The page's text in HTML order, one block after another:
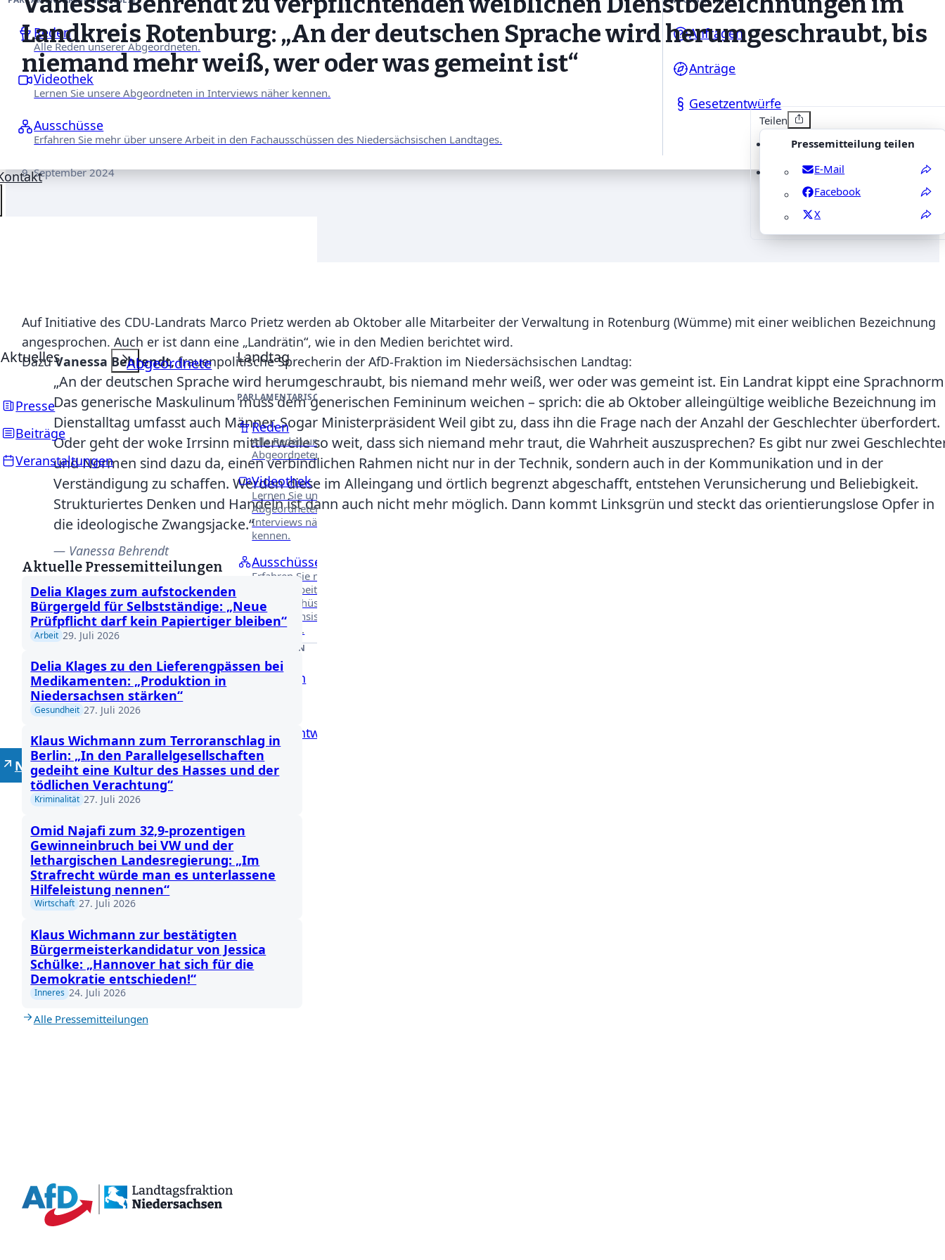
Reden
Alle Reden unserer Abgeordneten.
Videothek
Lernen Sie unsere Abgeordneten in Interviews näher kennen.
Ausschüsse
Erfahren Sie mehr über unsere Arbeit in den Fachausschüssen des Niedersächsischen Landtages.
Anfragen
Anträge
Gesetzentwürfe
Aktuelles
Presse
Beiträge
Veranstaltungen
Abgeordnete Landtag
PARLAMENTARISCHE ARBEIT
Reden
Alle Reden unserer
Abgeordneten.
Videothek
Lernen Sie unsere
Abgeordneten in
Interviews näher
kennen.
Ausschüsse
Erfahren Sie mehr über
unsere Arbeit in den
Fachausschüssen des
Niedersächsischen
Landtages.
DRUCKSACHEN
Anfragen
Gesetzentwürfe
Kontakt
Neutrale Lehrer
Landkreis Rotenburg: „An der deutschen Sprache wird herumgeschraubt, bis
niemand mehr weiß, wer oder was gemeint ist“
9. September 2024
Teilen
Pressemitteilung teilen
E-Mail
Facebook
X
Auf Initiative des CDU-Landrats Marco Prietz werden ab Oktober alle Mitarbeiter der Verwaltung in Rotenburg (Wümme) mit einer weiblichen Bezeichnung
angesprochen. Auch er ist dann eine „Landrätin“, wie in den Medien berichtet wird.
DazuVanessa Behrendt,frauenpolitische Sprecherin der AfD-Fraktion im Niedersächsischen Landtag:
„An der deutschen Sprache wird herumgeschraubt, bis niemand mehr weiß, wer oder was gemeint ist. Ein Landrat kippt eine
Das generische Maskulinum muss dem generischen Femininum weichen – sprich: die ab Oktober alleingültige weibliche Bezeichnung im
Dienstalltag umfasst auch Männer. Sogar Ministerpräsident Weil gibt zu, dass ihn die Frage nach der Anzahl der Geschlechter überfordert.
Oder geht der woke Irrsinn mittlerweile so weit, dass sich niemand mehr traut, die Wahrheit auszusprechen? Es gibt nur zwei
und Normen sind dazu da, einen verbindlichen Rahmen nicht nur in der Technik, sondern auch in der Kommunikation und in der
Verständigung zu schaffen. Werden diese im Alleingang und örtlich begrenzt abgeschafft, entstehen Verunsicherung und Beliebigkeit.
Strukturiertes Denken und Handeln ist dann auch nicht mehr möglich. Dann kommt Linksgrün und steckt das orientierungslose Opfer in
die ideologische Zwangsjacke.“
Vanessa Behrendt
Aktuelle Pressemitteilungen
Delia Klages zum aufstockenden
Bürgergeld für Selbstständige: „Neue
Prüfpflicht darf kein Papiertiger bleiben“
Arbeit 29. Juli 2026
Delia Klages zu den Lieferengpässen bei
Medikamenten: „Produktion in
Niedersachsen stärken“
Gesundheit 27. Juli 2026
Klaus Wichmann zum Terroranschlag in
Berlin: „In den Parallelgesellschaften
gedeiht eine Kultur des Hasses und der
tödlichen Verachtung“
Kriminalität 27. Juli 2026
Omid Najafi zum 32,9-prozentigen
Gewinneinbruch bei VW und der
lethargischen Landesregierung: „Im
Strafrecht würde man es unterlassene
Hilfeleistung nennen“
Wirtschaft 27. Juli 2026
Klaus Wichmann zur bestätigten
Bürgermeisterkandidatur von Jessica
Schülke: „Hannover hat sich für die
Demokratie entschieden!“
Inneres 24. Juli 2026
Alle Pressemitteilungen